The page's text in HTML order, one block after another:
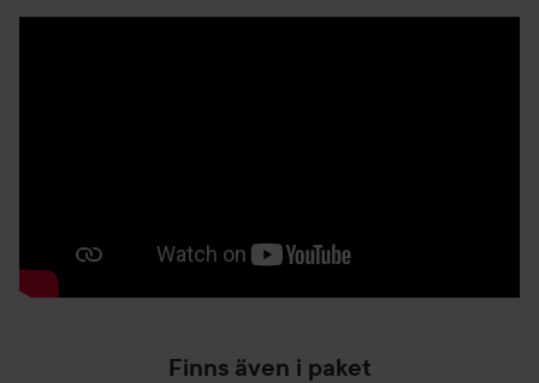
Finns även i paket